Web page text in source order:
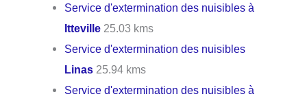
Service d'extermination des nuisibles à
Itteville 25.03 kms
Service d'extermination des nuisibles
Linas 25.94 kms
Service d'extermination des nuisibles à